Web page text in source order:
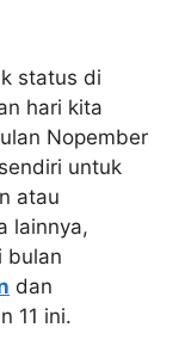
status di
hari kita
Nopember
untuk
atau
lainnya,
bulan
dan
11 ini.